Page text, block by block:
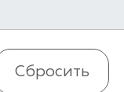
Сбросить